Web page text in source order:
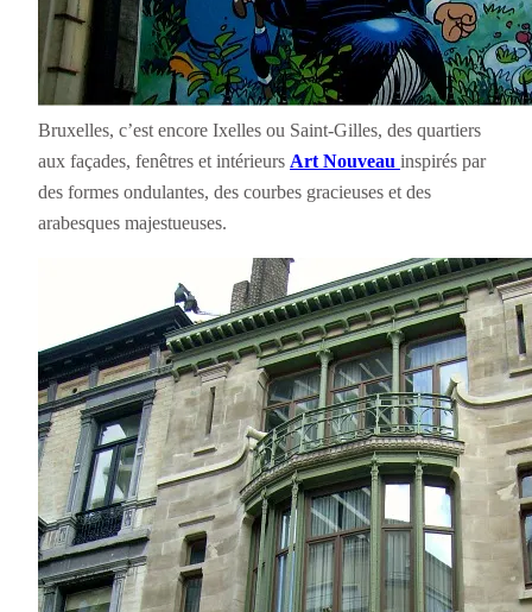
Bruxelles, c’est encore Ixelles ou Saint-Gilles, des quartiers
aux façades, fenêtres et intérieurs Art Nouveau inspirés par
des formes ondulantes, des courbes gracieuses et des
arabesques majestueuses.